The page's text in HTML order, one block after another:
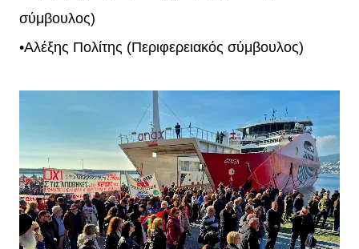
σύμβουλος)
•Αλέξης Πολίτης (Περιφερειακός σύμβουλος)